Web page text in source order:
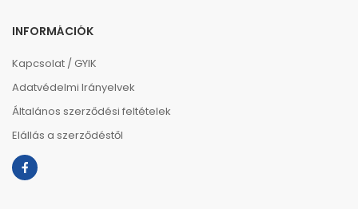
INFORMÁCIÓK
Kapcsolat / GYIK
Adatvédelmi Irányelvek
Általános szerződési feltételek
Elállás a szerződéstől